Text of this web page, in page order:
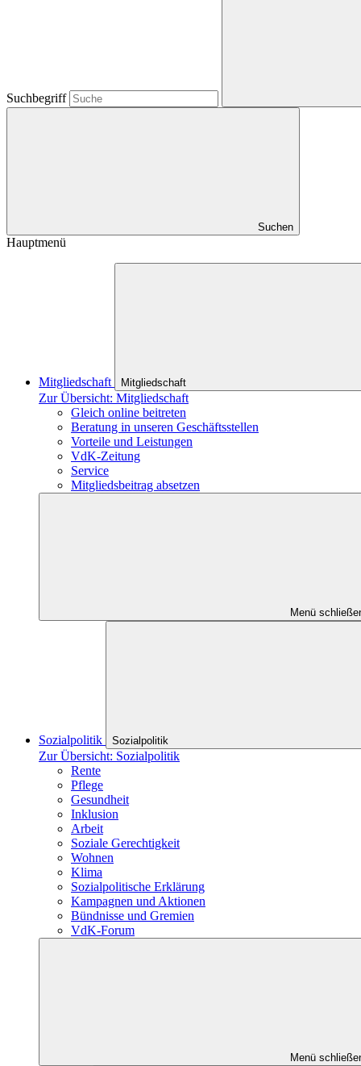
Suchbegriff
Suchen
Hauptmenü
Mitgliedschaft Mitgliedschaft
Zur Übersicht: Mitgliedschaft
Gleich online beitreten
Beratung in unseren Geschäftsstellen
Vorteile und Leistungen
VdK-Zeitung
Service
Mitgliedsbeitrag absetzen
Menü
Sozialpolitik Sozialpolitik
Zur Übersicht: Sozialpolitik
Rente
Pflege
Gesundheit
Inklusion
Arbeit
Soziale Gerechtigkeit
Wohnen
Klima
Sozialpolitische Erklärung
Kampagnen und Aktionen
Bündnisse und Gremien
VdK-Forum
Menü